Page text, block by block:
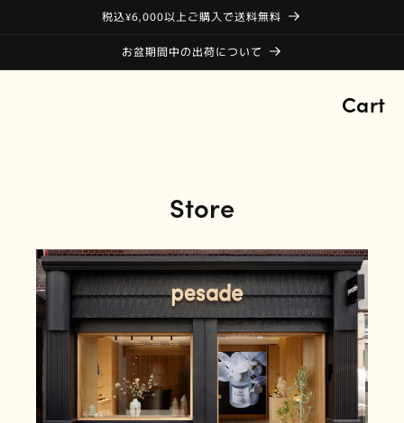
税込¥6,000以上ご購入で送料無料
お盆期間中の出荷について
Cart
Store